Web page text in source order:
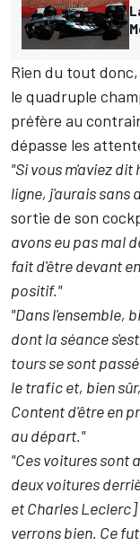
Rien du tout
le quadruple
préfère au
dépasse les
"Si vous m'aviez
ligne, j'aurais sans
sortie de son
avons eu pas mal
fait d'être devant
positif."
"Dans l'ensemble,
dont la séance
tours se sont
le trafic et, bien
Content d'être en
au départ."
"Ces voitures sont
deux voitures
etCharles Leclerc
verrons bien. Ce